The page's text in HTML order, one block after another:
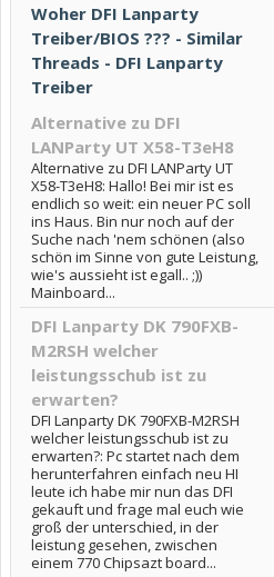
Woher DFI Lanparty
Treiber/BIOS ??? - Similar
Threads - DFI Lanparty
Treiber
Alternative zu DFI
LANParty UT X58-T3eH8
Alternative zu DFI LANParty UT
X58-T3eH8: Hallo! Bei mir ist es
endlich so weit: ein neuer PC soll
ins Haus. Bin nur noch auf der
Suche nach 'nem schönen (also
schön im Sinne von gute Leistung,
wie's aussieht ist egall.. ;))
Mainboard...
DFI Lanparty DK 790FXB-
M2RSH welcher
leistungsschub ist zu
erwarten?
DFI Lanparty DK 790FXB-M2RSH
welcher leistungsschub ist zu
erwarten?: Pc startet nach dem
herunterfahren einfach neu HI
leute ich habe mir nun das DFI
gekauft und frage mal euch wie
groß der unterschied, in der
leistung gesehen, zwischen
einem 770 Chipsazt board...